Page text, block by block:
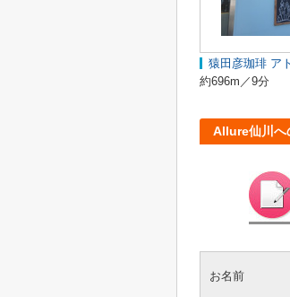
猿田彦珈琲 ア
約696m／9分
Allure仙川へ
お名前